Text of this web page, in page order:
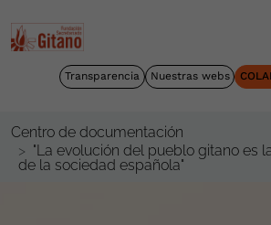
Transparencia Nuestras webs
Centro de documentación
"La evolución del pueblo gitano es
de la sociedad española"